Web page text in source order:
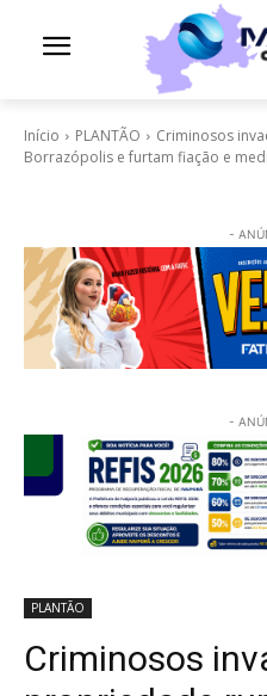
Início PLANTÃO
Criminosos
Borrazópolis e furtam fiação e
-
-
PLANTÃO
Criminosos